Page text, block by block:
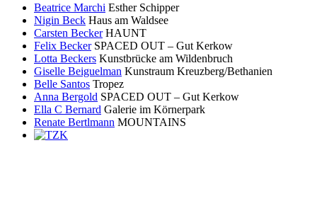
Beatrice Marchi Esther Schipper
Nigin Beck Haus am Waldsee
Carsten Becker HAUNT
Felix Becker SPACED OUT – Gut Kerkow
Lotta Beckers Kunstbrücke am Wildenbruch
Giselle Beiguelman Kunstraum Kreuzberg/Bethanien
Belle Santos Tropez
Anna Bergold SPACED OUT – Gut Kerkow
Ella C Bernard Galerie im Körnerpark
Renate Bertlmann MOUNTAINS